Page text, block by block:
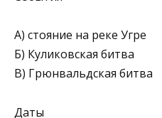
А) стояние на реке Угре
Б) Куликовская битва
В) Грюнвальдская битва
Даты